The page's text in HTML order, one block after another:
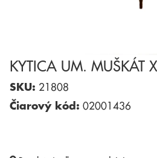
KYTICA UM. MUŠKÁT
SKU: 21808
Čiarový kód: 02001436